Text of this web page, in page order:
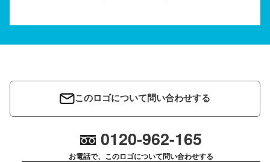
このロゴについて問い合わせする
0120-962-165
お電話で、このロゴについて問い合わせする